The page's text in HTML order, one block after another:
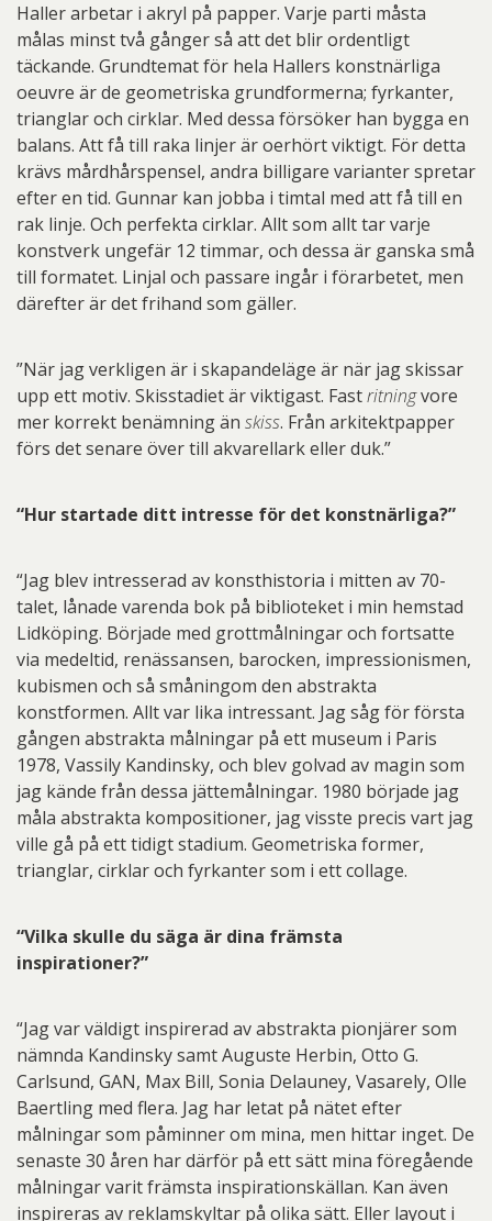
Haller arbetar i akryl på papper. Varje parti måsta
målas minst två gånger så att det blir ordentligt
täckande. Grundtemat för hela Hallers konstnärliga
oeuvre är de geometriska grundformerna; fyrkanter,
trianglar och cirklar. Med dessa försöker han bygga en
balans. Att få till raka linjer är oerhört viktigt. För detta
krävs mårdhårspensel, andra billigare varianter spretar
efter en tid. Gunnar kan jobba i timtal med att få till en
rak linje. Och perfekta cirklar. Allt som allt tar varje
konstverk ungefär 12 timmar, och dessa är ganska små
till formatet. Linjal och passare ingår i förarbetet, men
därefter är det frihand som gäller.
”När jag verkligen är i skapandeläge är när jag skissar
upp ett motiv. Skisstadiet är viktigast. Fastritningvore
mer korrekt benämning än skiss. Från arkitektpapper
förs det senare över till akvarellark eller duk.”
“Hur startade ditt intresse för det konstnärliga?”
“Jag blev intresserad av konsthistoria i mitten av 70-
talet, lånade varenda bok på biblioteket i min hemstad
Lidköping. Började med grottmålningar och fortsatte
via medeltid, renässansen, barocken, impressionismen,
kubismen och så småningom den abstrakta
konstformen. Allt var lika intressant. Jag såg för första
gången abstrakta målningar på ett museum i Paris
1978, Vassily Kandinsky, och blev golvad av magin som
jag kände från dessa jättemålningar. 1980 började jag
måla abstrakta kompositioner, jag visste precis vart jag
ville gå på ett tidigt stadium. Geometriska former,
trianglar, cirklar och fyrkanter som i ett collage.
“Vilka skulle du säga är dina främsta
inspirationer?”
“Jag var väldigt inspirerad av abstrakta pionjärer som
nämnda Kandinsky samt Auguste Herbin, Otto G.
Carlsund, GAN, Max Bill, Sonia Delauney, Vasarely, Olle
Baertling med flera. Jag har letat på nätet efter
målningar som påminner om mina, men hittar inget. De
senaste 30 åren har därför på ett sätt mina föregående
målningar varit främsta inspirationskällan. Kan även
inspireras av reklamskyltar på olika sätt. Eller layout i